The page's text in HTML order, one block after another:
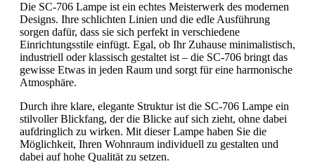
Die SC-706 Lampe ist ein echtes Meisterwerk des modernen
Designs. Ihre schlichten Linien und die edle Ausführung
sorgen dafür, dass sie sich perfekt in verschiedene
Einrichtungsstile einfügt. Egal, ob Ihr Zuhause minimalistisch,
industriell oder klassisch gestaltet ist – die SC-706 bringt das
gewisse Etwas in jeden Raum und sorgt für eine harmonische
Atmosphäre.
Durch ihre klare, elegante Struktur ist die SC-706 Lampe ein
stilvoller Blickfang, der die Blicke auf sich zieht, ohne dabei
aufdringlich zu wirken. Mit dieser Lampe haben Sie die
Möglichkeit, Ihren Wohnraum individuell zu gestalten und
dabei auf hohe Qualität zu setzen.